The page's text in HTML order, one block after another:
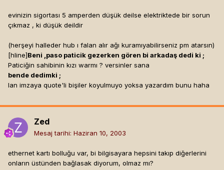
evinizin sigortası 5 amperden düşük deilse elektriktede bir sorun
çıkmaz , ki düşük deildir
(herşeyi halleder hub ı falan alır ağı kuramıyabilirseniz pm atarsın)
[hline]Beni ,paso paticik gezerken gören bi arkadaş dedi ki ;
Paticiğin sahibinin kızı warmı ? versinler sana
bende dedimki ;
lan imzaya quote'li bişiler koyulmuyo yoksa yazardım bunu haha
Zed
Mesaj tarihi: Haziran 10, 2003
ethernet kartı bolluğu var, bi bilgisayara hepsini takıp diğerlerini
onların üstünden bağlasak diyorum, olmaz mı?